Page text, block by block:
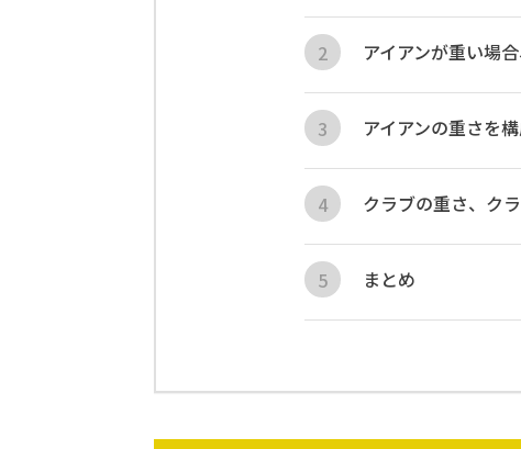
アイアンが重い場
アイアンの重さを
クラブの重さ、ク
まとめ